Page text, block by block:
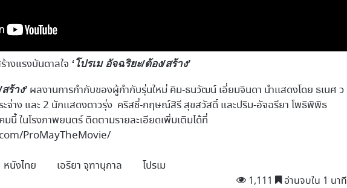
งแรงบันดาลใจ ‘โปรเม อัจฉริยะ/ต้อง/สร้าง’
ร้าง’ ผลงานการกำกับของผู้กำกับรุ่นใหม่ คิม-ธนวัฒน์ เอี่ยมจินดา นำเเสดงโดย ธเนศ ว
ะจ่าง และ 2 นักเเสดงดาวรุ่ง คริสซี่-กฤษณ์สิรี สุขสวัสดิ์ และปริม-อัจฉรียา โพธิพิพิธ
นี้ ในโรงภาพยนตร์ ติดตามรายละเอียดเพิ่มเติมได้ที่
ProMayTheMovie/
หนังไทย เอรียา จุฑานุกาล โปรเม
1,111 อ่านจบใน 1 นาที